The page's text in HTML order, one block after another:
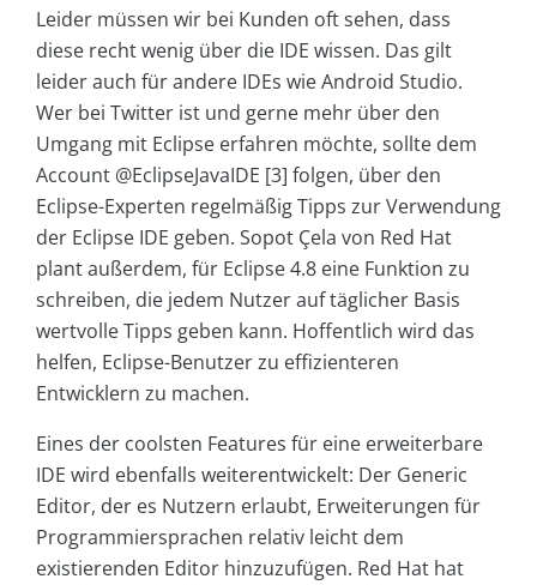
Leider müssen wir bei Kunden oft sehen, dass
diese recht wenig über die IDE wissen. Das gilt
leider auch für andere IDEs wie Android Studio.
Wer bei Twitter ist und gerne mehr über den
Umgang mit ­Eclipse erfahren möchte, sollte dem
Account @EclipseJavaIDE [3] folgen, über den
Eclipse-Experten regelmäßig Tipps zur Verwendung
der Eclipse IDE geben. Sopot Çela von Red Hat
plant außerdem, für Eclipse 4.8 eine Funktion zu
schreiben, die jedem Nutzer auf täglicher Basis
wertvolle Tipps geben kann. Hoffentlich wird das
helfen, Eclipse-Benutzer zu effizienteren
Entwicklern zu machen.
Eines der coolsten Features für eine erweiterbare
IDE wird ebenfalls weiterentwickelt: Der Generic
Editor, der es Nutzern erlaubt, Erweiterungen für
Programmiersprachen relativ leicht dem
existierenden Editor hinzuzufügen. Red Hat hat